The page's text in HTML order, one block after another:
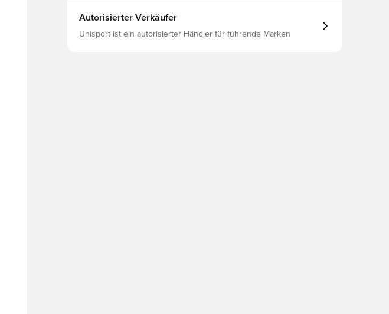
Autorisierter Verkäufer
Unisport ist ein autorisierter Händler für führende Marken